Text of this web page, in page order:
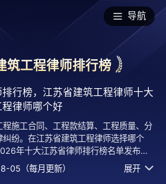
导航
筑工程律师排行榜
行榜，江苏省建筑工程律师十大
律师哪个好
施工合同、工程款结算、工程质量、分
纷。在江苏省建筑工程律师选择哪个
年十大江苏省律师排行榜名单发布
科（苏州）律师事务所的陈柏有律师、
来律师、江苏友诚律师事务所的王登豹
05（每月更新） 展开